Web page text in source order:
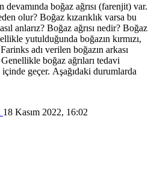
boğaz ağrısı (farenjit) var.
olur? Boğaz kızarıklık varsa bu
anlarız? Boğaz ağrısı nedir? Boğaz
yutulduğunda boğazın kırmızı,
adı verilen boğazın arkası
boğaz ağrıları tedavi
geçer. Aşağıdaki durumlarda
18 Kasım 2022, 16:02